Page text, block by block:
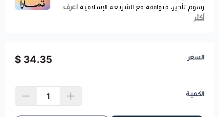
رسوم تأخير، متوافقة مع الشريعة الإسلامية اعرف
أكثر
السعر 34.35 $
الكمية